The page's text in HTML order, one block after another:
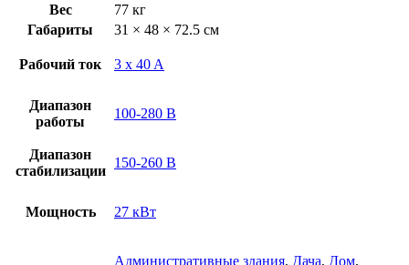
Вес
77 кг
Габариты
31 × 48 × 72.5 см
Рабочий ток 3 x 40 A
Диапазон
работы
100-280 В
Диапазон
стабилизации
150-260 В
Мощность 27 кВт
Административные здания, Дача, Дом,